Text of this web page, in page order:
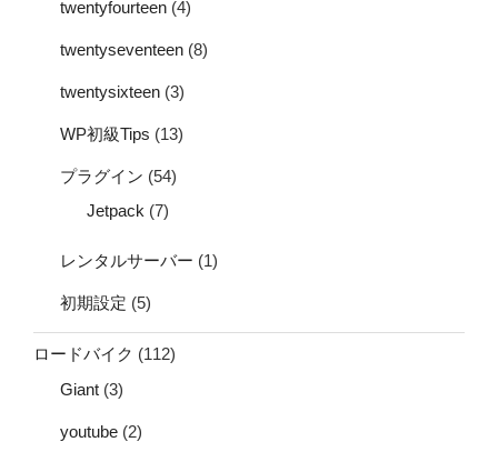
twentyfourteen (4)
twentyseventeen (8)
twentysixteen (3)
WP初級Tips (13)
プラグイン (54)
Jetpack (7)
レンタルサーバー (1)
初期設定 (5)
ロードバイク (112)
Giant (3)
youtube (2)